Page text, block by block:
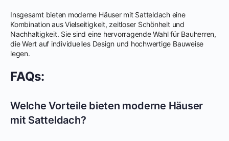
Insgesamt bieten moderne Häuser mit Satteldach eine
Kombination aus Vielseitigkeit, zeitloser Schönheit und
Nachhaltigkeit. Sie sind eine hervorragende Wahl für Bauherren,
die Wert auf individuelles Design und hochwertige Bauweise
legen.
FAQs:
Welche Vorteile bieten moderne Häuser
mit Satteldach?